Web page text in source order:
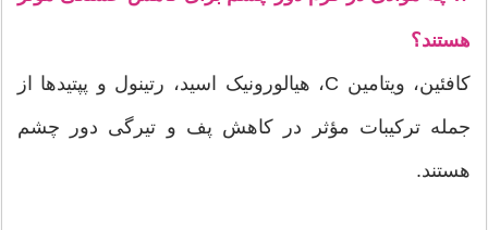
هستند؟
کافئین، ویتامین C، هیالورونیک اسید، رتینول و پپتیدها از
جمله ترکیبات مؤثر در کاهش پف و تیرگی دور چشم
هستند.